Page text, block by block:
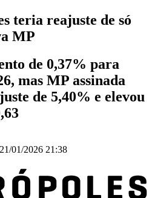
teria reajuste de só
MP
de 0,37% para
mas MP assinada
de 5,40% e elevou
21/01/2026 21:38